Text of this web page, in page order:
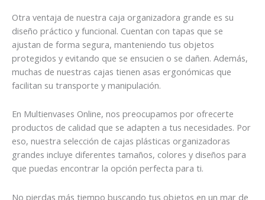
Otra ventaja de nuestra caja organizadora grande es su
diseño práctico y funcional. Cuentan con tapas que se
ajustan de forma segura, manteniendo tus objetos
protegidos y evitando que se ensucien o se dañen. Además,
muchas de nuestras cajas tienen asas ergonómicas que
facilitan su transporte y manipulación.
En Multienvases Online, nos preocupamos por ofrecerte
productos de calidad que se adapten a tus necesidades. Por
eso, nuestra selección de cajas plásticas organizadoras
grandes incluye diferentes tamaños, colores y diseños para
que puedas encontrar la opción perfecta para ti.
No pierdas más tiempo buscando tus objetos en un mar de